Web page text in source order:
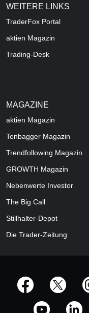
WEITERE LINKS
TraderFox Portal
aktien Magazin
Trading-Desk
MAGAZINE
aktien Magazin
Tenbagger Magazin
Trendfollowing Magazin
GROWTH Magazin
Nebenwerte Investor
The Big Call
Stillhalter-Depot
Die Trader-Zeitung
offizielle Social Media-